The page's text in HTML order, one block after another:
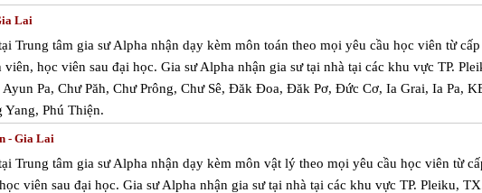
Lai
Trung tâm gia sư Alpha nhận dạy kèm môn toán theo mọi yêu cầu học viên từ cấp
viên, học viên sau đại học. Gia sư Alpha nhận gia sư tại nhà tại các khu vực TP.
Pa, Chư Păh, Chư Prông, Chư Sê, Đăk Đoa, Đăk Pơ, Đức Cơ, Ia Grai, Ia Pa,
Phú Thiện.
- Gia Lai
Trung tâm gia sư Alpha nhận dạy kèm môn vật lý theo mọi yêu cầu học viên từ
viên sau đại học. Gia sư Alpha nhận gia sư tại nhà tại các khu vực TP. Pleiku,